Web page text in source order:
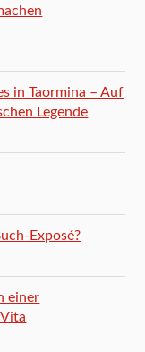
in Taormina – Auf
Legende
Exposé?
einer